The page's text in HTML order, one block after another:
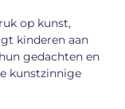
op kunst,
kinderen aan
gedachten en
kunstzinnige